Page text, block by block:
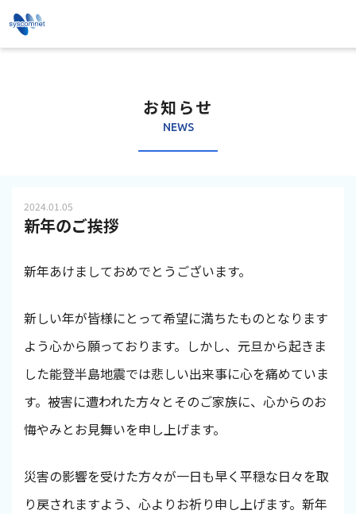
お知らせ
NEWS
2024.01.05
新年のご挨拶
新年あけましておめでとうございます。
新しい年が皆様にとって希望に満ちたものとなります
よう心から願っております。しかし、元旦から起きま
した能登半島地震では悲しい出来事に心を痛めていま
す。被害に遭われた方々とそのご家族に、心からのお
悔やみとお見舞いを申し上げます。
災害の影響を受けた方々が一日も早く平穏な日々を取
り戻されますよう、心よりお祈り申し上げます。新年